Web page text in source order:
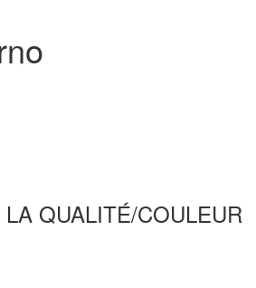
QUALITÉ/COULEUR